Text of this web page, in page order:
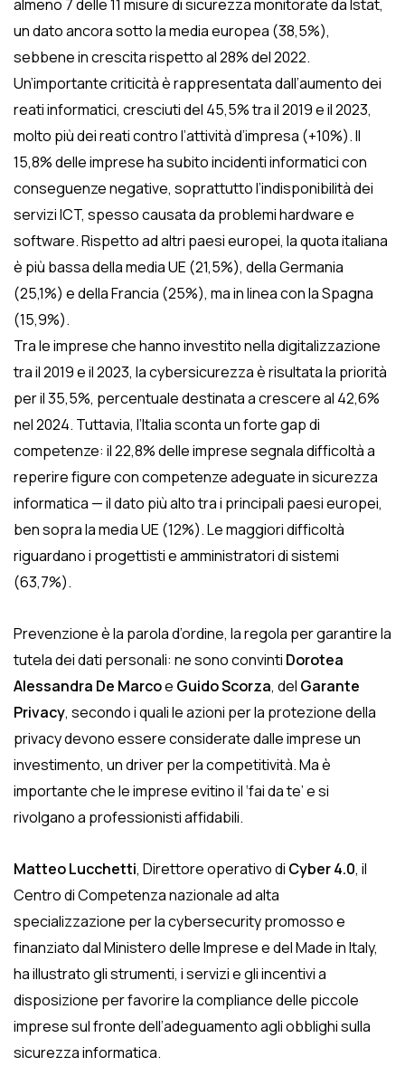
almeno 7 delle 11 misure di sicurezza monitorate da Istat,
un dato ancora sotto la media europea (38,5%),
sebbene in crescita rispetto al 28% del 2022.
Un’importante criticità è rappresentata dall’aumento dei
reati informatici, cresciuti del 45,5% tra il 2019 e il 2023,
molto più dei reati contro l’attività d’impresa (+10%). Il
15,8% delle imprese ha subito incidenti informatici con
conseguenze negative, soprattutto l’indisponibilità dei
servizi ICT, spesso causata da problemi hardware e
software. Rispetto ad altri paesi europei, la quota italiana
è più bassa della media UE (21,5%), della Germania
(25,1%) e della Francia (25%), ma in linea con la Spagna
(15,9%).
Tra le imprese che hanno investito nella digitalizzazione
tra il 2019 e il 2023, la cybersicurezza è risultata la priorità
per il 35,5%, percentuale destinata a crescere al 42,6%
nel 2024. Tuttavia, l’Italia sconta un forte gap di
competenze: il 22,8% delle imprese segnala difficoltà a
reperire figure con competenze adeguate in sicurezza
informatica — il dato più alto tra i principali paesi europei,
ben sopra la media UE (12%). Le maggiori difficoltà
riguardano i progettisti e amministratori di sistemi
(63,7%).
Prevenzione è la parola d’ordine, la regola per garantire la
tutela dei dati personali: ne sono convinti Dorotea
Alessandra De Marcoe Guido Scorza, del Garante
Privacy, secondo i quali le azioni per la protezione della
privacy devono essere considerate dalle imprese un
investimento, un driver per la competitività. Ma è
importante che le imprese evitino il ‘fai da te’ e si
rivolgano a professionisti affidabili.
Matteo Lucchetti, Direttore operativo di Cyber 4.0, il
Centro di Competenza nazionale ad alta
specializzazione per la cybersecurity promosso e
finanziato dal Ministero delle Imprese e del Made in Italy,
ha illustrato gli strumenti, i servizi e gli incentivi a
disposizione per favorire la compliance delle piccole
imprese sul fronte dell’adeguamento agli obblighi sulla
sicurezza informatica.